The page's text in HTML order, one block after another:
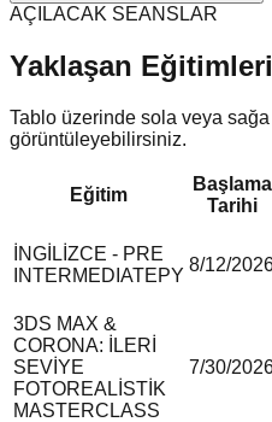
AÇILACAK SEANSLAR
Yaklaşan
Tablo üzerinde sola veya
görüntüleyebilirsiniz.
Eğitim
Başlama
Tarihi
İNGİLİZCE - PRE
INTERMEDIATEPY
8/12/
3DS MAX &
CORONA: İLERİ
SEVİYE
FOTOREALİSTİK
MASTERCLASS
7/30/